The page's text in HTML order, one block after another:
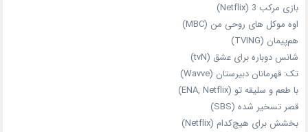
بازی مرکب 3 (Netflix)
اوه موکل های روحی من (MBC)
هم‌پیمان (TVING)
شانس دوباره برای عشق (tvN)
تک: قهرمانان دبیرستان (Wavve)
با طعم و سلیقه تو (ENA, Netflix)
قصر تسخیر شده (SBS)
بخشش برای هیچ‌کدام (Netflix)